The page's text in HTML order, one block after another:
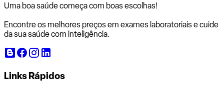
Uma boa saúde começa com boas escolhas!
Encontre os melhores preços em exames laboratoriais e cuide
da sua saúde com inteligência.
Links Rápidos